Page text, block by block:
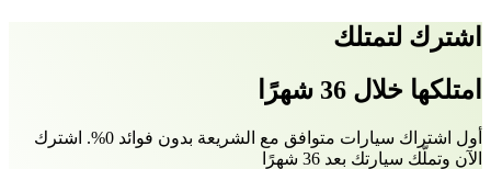
اشترك لتمتلك
امتلكها خلال 36 شهرًا
أول اشتراك سيارات متوافق مع الشريعة بدون فوائد 0%. اشترك
الآن وتملّك سيارتك بعد 36 شهرًا